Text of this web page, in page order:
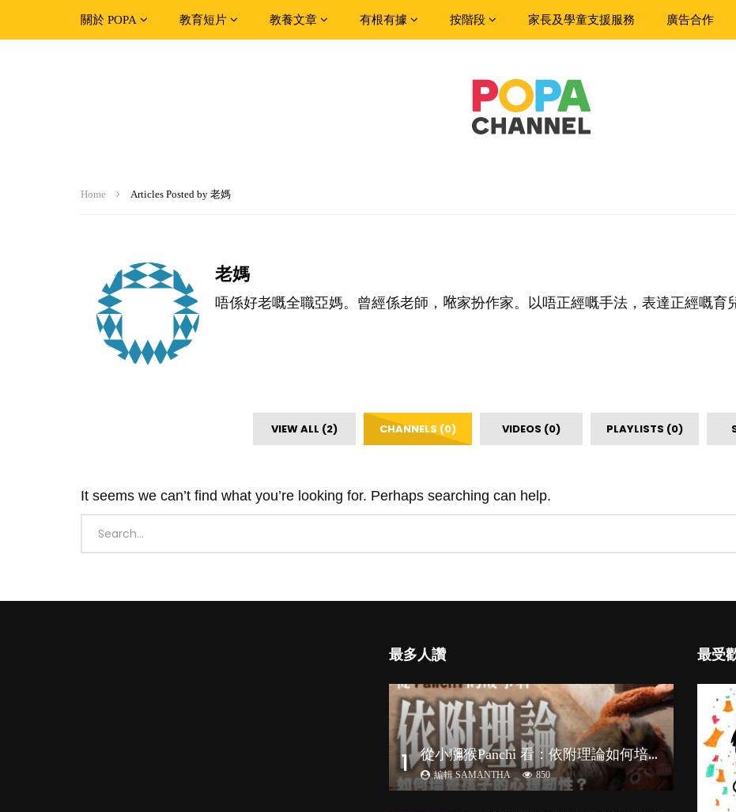
關於 POPA 教育短片 教養文章 有根有據 按階段 家長及學童支援服務 廣告合作
Home Articles Posted by 老媽
老媽
唔係好老嘅全職亞媽。曾經係老師，𠵱家扮作家。以唔正經嘅手法，表達正經嘅育
VIEW ALL (2) CHANNELS (0) VIDEOS (0) PLAYLISTS (0)
It seems we can’t find what you’re looking for. Perhaps searching can help.
最多人讚
1 從
小獼猴Panchi 看：依附理論如何培養孩子心理韌性？
編輯 SAMANTHA 850
最受